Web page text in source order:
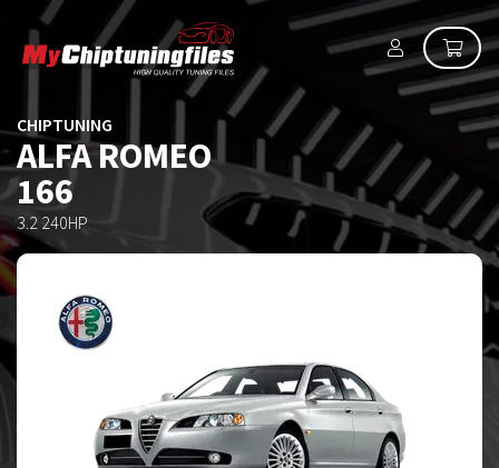
CHIPTUNING
ALFA ROMEO
166
3.2 240HP